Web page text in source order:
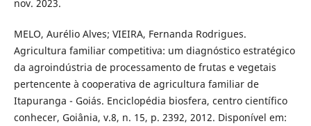
nov. 2023.
MELO, Aurélio Alves; VIEIRA, Fernanda Rodrigues.
Agricultura familiar competitiva: um diagnóstico estratégico
da agroindústria de processamento de frutas e vegetais
pertencente à cooperativa de agricultura familiar de
Itapuranga - Goiás. Enciclopédia biosfera, centro científico
conhecer, Goiânia, v.8, n. 15, p. 2392, 2012. Disponível em: